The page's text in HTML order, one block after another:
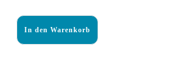
In den Warenkorb